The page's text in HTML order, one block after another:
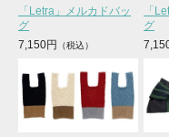
「Letra」メルカドバッ
グ
7,150円
「
グ